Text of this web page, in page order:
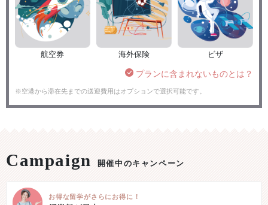
航空券 海外保険 ビザ
プランに含まれないものとは？
※空港から滞在先までの送迎費用はオプションで選択可能です。
開催中のキャンペーン
お得な留学がさらにお得に！